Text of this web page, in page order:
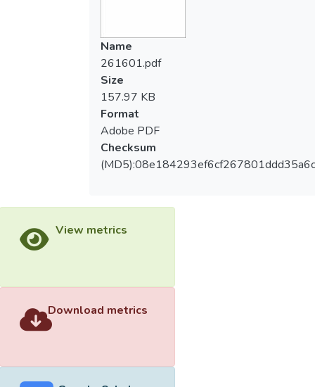
Name
261601.pdf
Size
157.97 KB
Format
Adobe PDF
Checksum
View metrics
Download metrics